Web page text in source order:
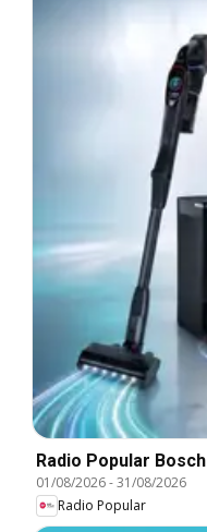
Radio Popular Bosch
01/08/2026-31/08/2026
Radio Popular